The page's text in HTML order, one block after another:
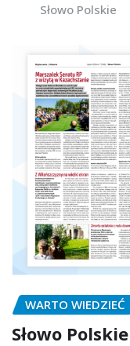
Słowo Polskie
WARTO WIEDZIEĆ
Słowo